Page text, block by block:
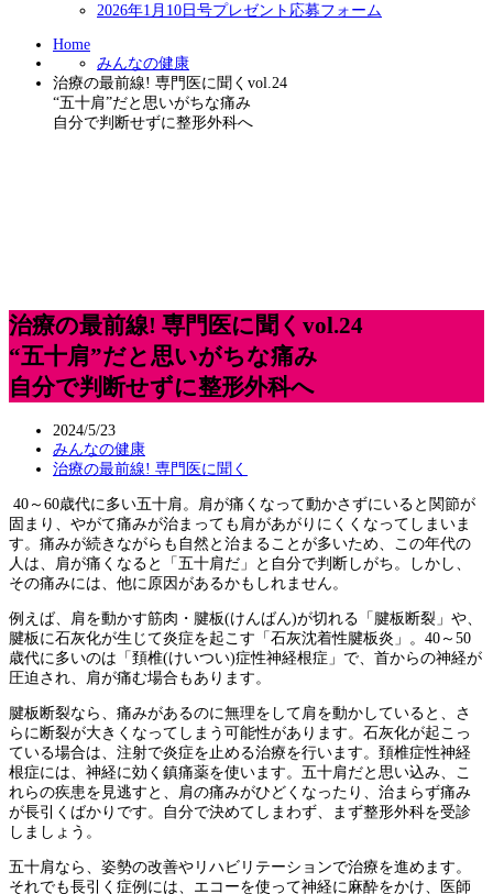
2026年1月10日号プレゼント応募フォーム
Home
みんなの健康
治療の最前線! 専門医に聞くvol.24
“五十肩”だと思いがちな痛み
自分で判断せずに整形外科へ
治療の最前線! 専門医に聞くvol.24
“五十肩”だと思いがちな痛み
自分で判断せずに整形外科へ
2024/5/23
みんなの健康
治療の最前線! 専門医に聞く
40～60歳代に多い五十肩。肩が痛くなって動かさずにいると関節が
固まり、やがて痛みが治まっても肩があがりにくくなってしまいま
す。痛みが続きながらも自然と治まることが多いため、この年代の
人は、肩が痛くなると「五十肩だ」と自分で判断しがち。しかし、
その痛みには、他に原因があるかもしれません。
例えば、肩を動かす筋肉・腱板(けんばん)が切れる「腱板断裂」や、
腱板に石灰化が生じて炎症を起こす「石灰沈着性腱板炎」。40～50
歳代に多いのは「頚椎(けいつい)症性神経根症」で、首からの神経が
圧迫され、肩が痛む場合もあります。
腱板断裂なら、痛みがあるのに無理をして肩を動かしていると、さ
らに断裂が大きくなってしまう可能性があります。石灰化が起こっ
ている場合は、注射で炎症を止める治療を行います。頚椎症性神経
根症には、神経に効く鎮痛薬を使います。五十肩だと思い込み、こ
れらの疾患を見逃すと、肩の痛みがひどくなったり、治まらず痛み
が長引くばかりです。自分で決めてしまわず、まず整形外科を受診
しましょう。
五十肩なら、姿勢の改善やリハビリテーションで治療を進めます。
それでも長引く症例には、エコーを使って神経に麻酔をかけ、医師